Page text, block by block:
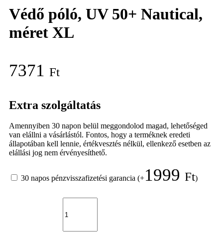
Védő póló, UV 50+ Nautical,
méret XL
7371 Ft
Extra szolgáltatás
Amennyiben 30 napon belül meggondolod magad, lehetőséged
van elállni a vásárlástól. Fontos, hogy a terméknek eredeti
állapotában kell lennie, értékvesztés nélkül, ellenkező esetben az
elállási jog nem érvényesíthető.
30 napos pénzvisszafizetési garancia (+1999 Ft)
póló,
UV